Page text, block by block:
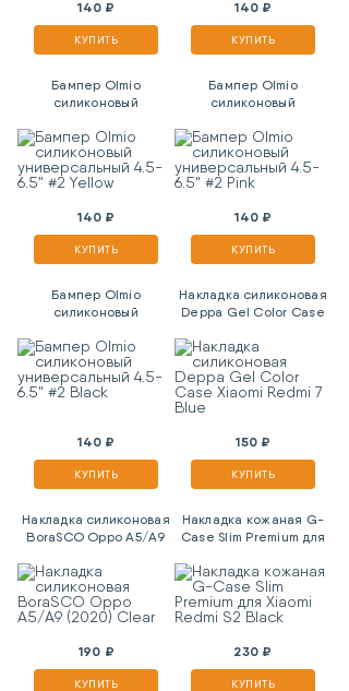
140 ₽
КУПИТЬ
140 ₽
КУПИТЬ
Бампер Olmio
силиконовый
6.5" #2 Yellow
140 ₽
КУПИТЬ
Бампер Olmio
силиконовый
6.5" #2 Pink
140 ₽
КУПИТЬ
Бампер Olmio
силиконовый
6.5" #2 Black
140 ₽
КУПИТЬ
Накладка силиконовая
Deppa Gel Color Case
150 ₽
КУПИТЬ
Накладка силиконовая
BoraSCO Oppo A5/A9
190 ₽
КУПИТЬ
Накладка кожаная G-
Case Slim Premium для
230 ₽
КУПИТЬ